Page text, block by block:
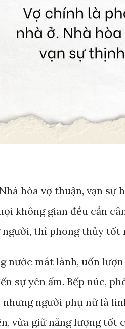
hòa vợ thuận, vạn
không gian đều cần
thì phong thủy tốt
nước mát lành, uốn
sự yên ấm. Bếp núc,
người phụ nữ là
vừa giữ năng lượng tốt